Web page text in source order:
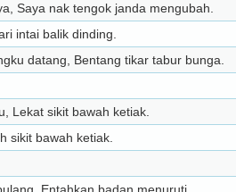
Saya nak tengok janda mengubah.
intai balik dinding.
datang, Bentang tikar tabur bunga.
Lekat sikit bawah ketiak.
sikit bawah ketiak.